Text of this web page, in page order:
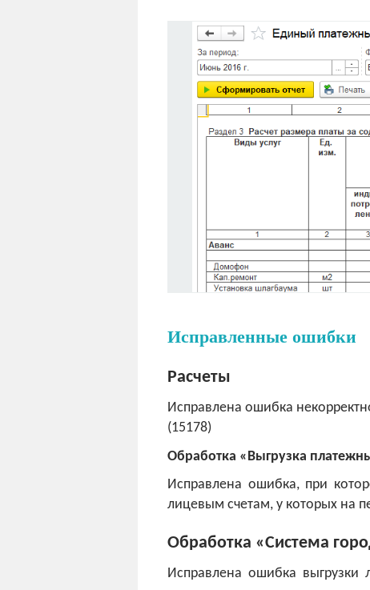
Исправленные ошибки
Расчеты
Исправлена ошибка
(15178)
Обработка «Выгрузка
Исправлена ошибка, при
лицевым счетам, у которых на
Обработка «Система
Исправлена ошибка выгрузки